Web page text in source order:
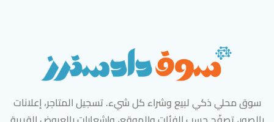
سوق محلي ذكي لبيع وشراء كل شيء. تسجيل المتاجر، إعلانات